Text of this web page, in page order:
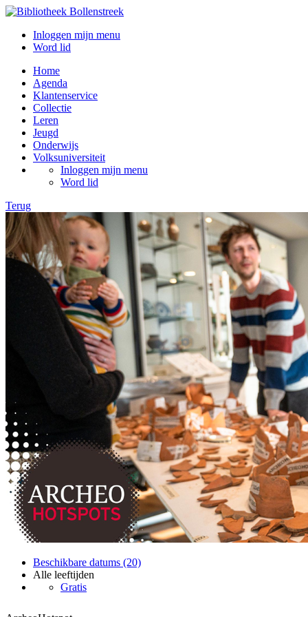
Inloggen mijn menu
Word lid
Home
Agenda
Klantenservice
Collectie
Leren
Jeugd
Onderwijs
Volksuniversiteit
Inloggen mijn menu
Word lid
Terug
Beschikbare datums (20)
Alle leeftijden
Gratis